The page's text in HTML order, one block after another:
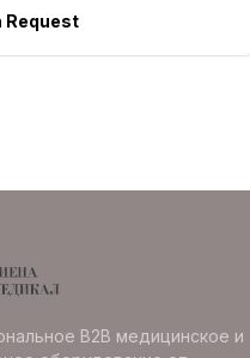
Request
B2B медицинское и